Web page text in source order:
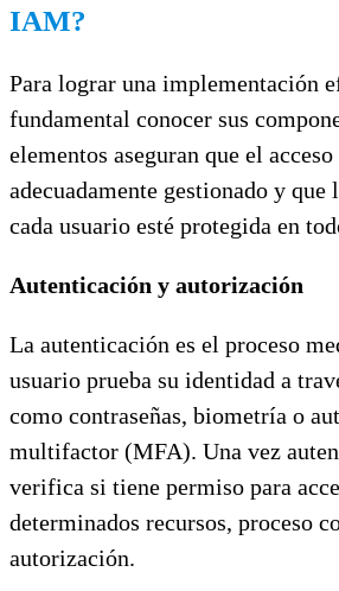
IAM?
Para lograr una implementación
fundamental conocer sus
elementos aseguran que el
adecuadamente gestionado y que
cada usuario esté protegida en
Autenticación y autorización
La autenticación es el proceso
usuario prueba su identidad a
como contraseñas, biometría o
multifactor (MFA). Una vez
verifica si tiene permiso para
determinados recursos, proceso
autorización.